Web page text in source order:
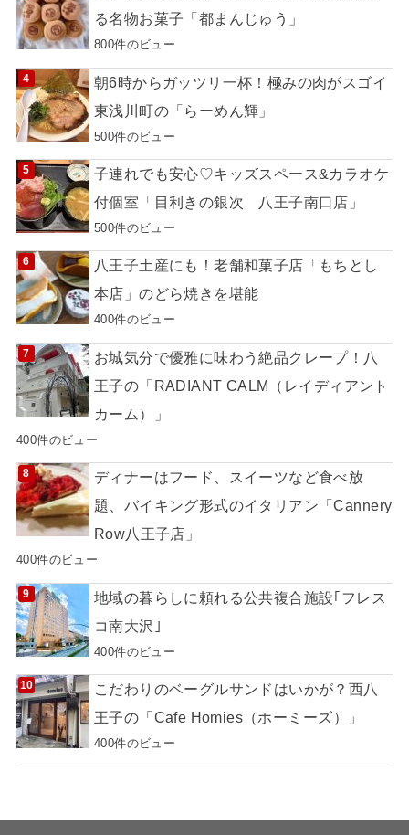
る名物お菓子「都まんじゅう」
800件のビュー
朝6時からガッツリ一杯！極みの肉がスゴイ
東浅川町の「らーめん輝」
500件のビュー
子連れでも安心♡キッズスペース&カラオケ
付個室「目利きの銀次 八王子南口店」
500件のビュー
八王子土産にも！老舗和菓子店「もちとし
本店」のどら焼きを堪能
400件のビュー
お城気分で優雅に味わう絶品クレープ！八
王子の「RADIANT CALM（レイディアント
カーム）」
400件のビュー
ディナーはフード、スイーツなど食べ放
題、バイキング形式のイタリアン「Cannery
Row八王子店」
400件のビュー
地域の暮らしに頼れる公共複合施設｢フレス
コ南大沢｣
400件のビュー
こだわりのベーグルサンドはいかが？西八
王子の「Cafe Homies（ホーミーズ）」
400件のビュー